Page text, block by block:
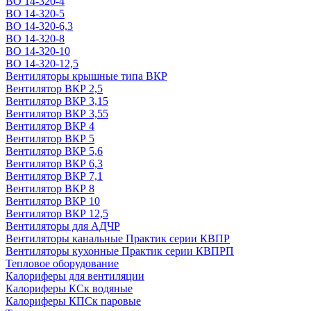
ВО 14-320-5
ВО 14-320-6,3
ВО 14-320-8
ВО 14-320-10
ВО 14-320-12,5
Вентиляторы крышные типа ВКР
Вентилятор ВКР 2,5
Вентилятор ВКР 3,15
Вентилятор ВКР 3,55
Вентилятор ВКР 4
Вентилятор ВКР 5
Вентилятор ВКР 5,6
Вентилятор ВКР 6,3
Вентилятор ВКР 7,1
Вентилятор ВКР 8
Вентилятор ВКР 10
Вентилятор ВКР 12,5
Вентиляторы для АДЧР
Вентиляторы канальные Практик серии КВПР
Вентиляторы кухонные Практик серии КВПРП
Тепловое оборудование
Калориферы для вентиляции
Калориферы КСк водяные
Калориферы КПСк паровые